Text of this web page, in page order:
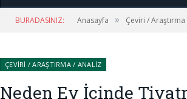
BURADASINIZ: Anasayfa » Çeviri /
ÇEVIRI / ARAŞTIRMA / ANALIZ
Neden Ev İçinde